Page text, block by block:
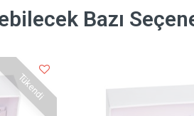
Bazı
Tükendi